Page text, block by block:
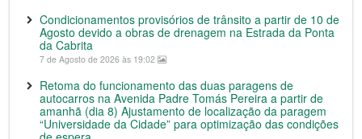
Condicionamentos provisórios de trânsito a partir de 10 de
Agosto devido a obras de drenagem na Estrada da Ponta
da Cabrita
7 de Agosto de 2026 às 19:02
Retoma do funcionamento das duas paragens de
autocarros na Avenida Padre Tomás Pereira a partir de
amanhã (dia 8) Ajustamento de localização da paragem
“Universidade da Cidade” para optimização das condições